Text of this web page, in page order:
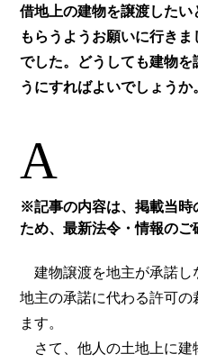
借地上の建物を譲渡した
もらうようお願いに行き
でした。どうしても建物
うにすればよいでしょうか。
A
※記事の内容は、掲載当時
ため、最新法令・情報のご
建物譲渡を地主が承諾し
地主の承諾に代わる許可
ます。
さて、他人の土地上に建